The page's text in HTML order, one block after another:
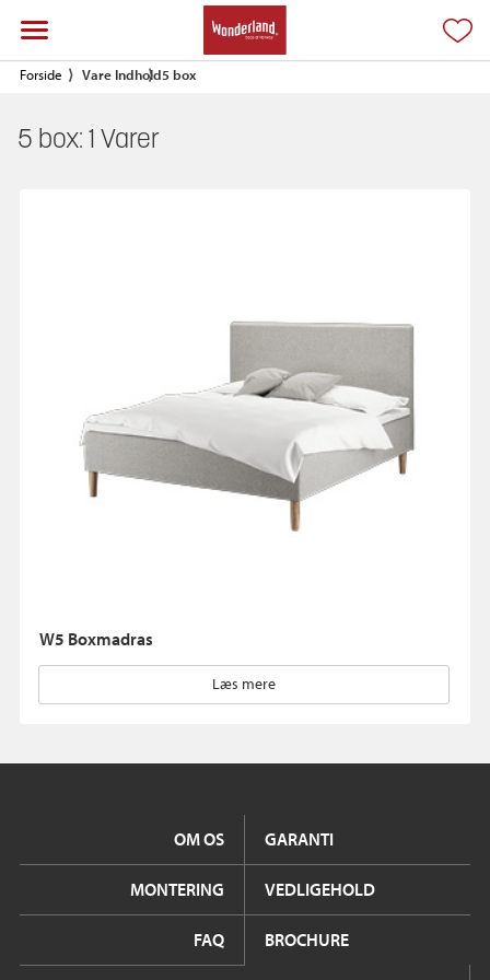
Forside Vare Indhold5 box
5 box: 1 Varer
W5 Boxmadras
Læs mere
OM OS GARANTI
MONTERING VEDLIGEHOLD
FAQ BROCHURE